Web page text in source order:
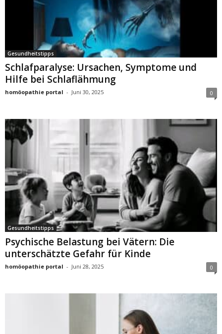
Gesundheitstipps
Schlafparalyse: Ursachen, Symptome und
Hilfe bei Schlaflähmung
homöopathie portal - Juni 30, 2025 0
Gesundheitstipps
Psychische Belastung bei Vätern: Die
unterschätzte Gefahr für Kinde
homöopathie portal - Juni 28, 2025 0